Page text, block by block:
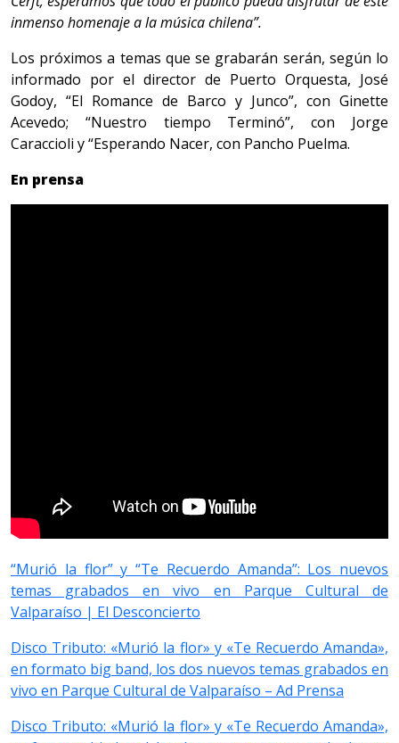
inmenso homenaje a la música chilena”.
Los próximos a temas que se grabarán serán, según lo
informado por el director de Puerto Orquesta, José
Godoy, “El Romance de Barco y Junco”, con Ginette
Acevedo; “Nuestro tiempo Terminó”, con Jorge
Caraccioli y “Esperando Nacer, con Pancho Puelma.
En prensa
“Murió la flor” y “Te Recuerdo Amanda”: Los nuevos
temas grabados en vivo en Parque Cultural de
Valparaíso | El Desconcierto
Disco Tributo: «Murió la flor» y «Te Recuerdo Amanda»,
en formato big band, los dos nuevos temas grabados en
vivo en Parque Cultural de Valparaíso – Ad Prensa
Disco Tributo: «Murió la flor» y «Te Recuerdo Amanda»,